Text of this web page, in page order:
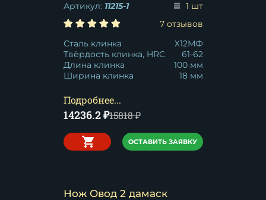
Артикул: 11215-1
1 шт
7 отзывов
Сталь клинка
Х12МФ
Твёрдость клинка, HRC
61-62
Длина клинка
100 мм
Ширина клинка
18 мм
Подробнее...
14236.2₽15818₽
ОСТАВИТЬ ЗАЯВКУ
Нож Овод 2 дамаск